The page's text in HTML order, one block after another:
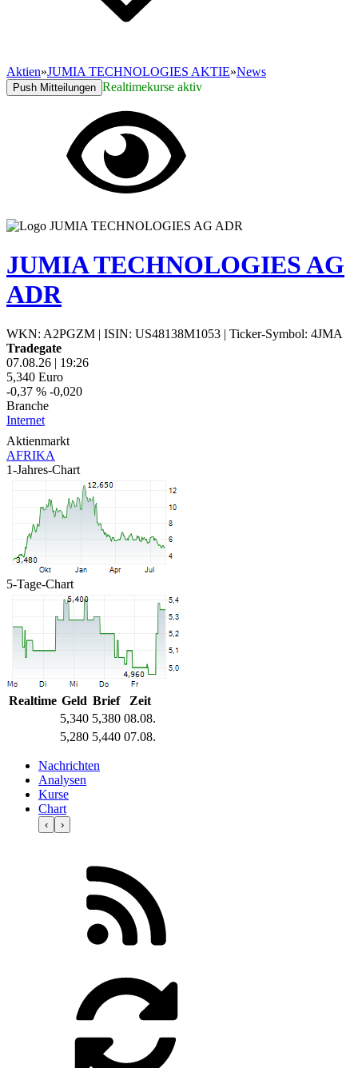
Aktien»JUMIA TECHNOLOGIES AKTIE»News
Push Mitteilungen Realtimekurse aktiv
JUMIA TECHNOLOGIES AG
ADR
WKN: A2PGZM | ISIN: US48138M1053 | Ticker-Symbol: 4JMA
Tradegate
07.08.26 | 19:26
5,340 Euro
-0,37 % -0,020
Branche
Internet
Aktienmarkt
AFRIKA
1-Jahres-Chart
5-Tage-Chart
Realtime Geld Brief
Zeit
5,340 5,380 08.08.
5,280 5,440 07.08.
Nachrichten
Analysen
Kurse
Chart
‹ ›